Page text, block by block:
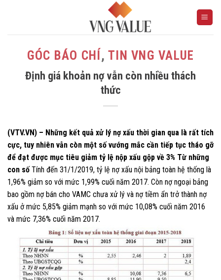
GÓC BÁO CHÍ , TIN VNG VALUE
Định giá khoản nợ vẫn còn nhiều thách
thức
(VTV.VN) – Những kết quả xử lý nợ xấu thời gian qua là rất tích
cực, tuy nhiên vẫn còn một số vướng mắc cần tiếp tục tháo gỡ
để đạt được mục tiêu giảm tỷ lệ nộp xấu gộp về 3% Từ những
con sốTính đến 31/1/2019, tỷ lệ nợ xấu nội bảng toàn hệ thống là
1,96% giảm so với mức 1,99% cuối năm 2017. Còn nợ ngoại bảng
bao gồm nợ bán cho VAMC chưa xử lý và nợ tiềm ẩn trở thành nợ
xấu ở mức 5,85% giảm mạnh so với mức 10,08% cuối năm 2016
và mức 7,36% cuối năm 2017.